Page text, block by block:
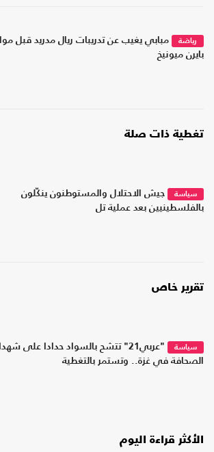
رياضة
مبابي يغيب عن تدريبات ريال مدريد قبل
بايرن ميونيخ
تغطية ذات صلة
سياسة
جيش الاحتلال والمستوطنون ينكّلون
بالفلسطينيين بعد عملية تل
تقرير خاص
سياسة
"عربي21" تتشح بالسواد حدادا على
الصحافة في غزة.. وتستمر بالتغطية
الأكثر قراءة اليوم